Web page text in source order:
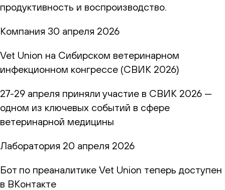
продуктивность и воспроизводство.
Компания 30 апреля 2026
Vet Union на Сибирском ветеринарном
инфекционном конгрессе (СВИК 2026)
27-29 апреля приняли участие в СВИК 2026 —
одном из ключевых событий в сфере
ветеринарной медицины
Лаборатория 20 апреля 2026
Бот по преаналитике Vet Union теперь доступен
в ВКонтакте